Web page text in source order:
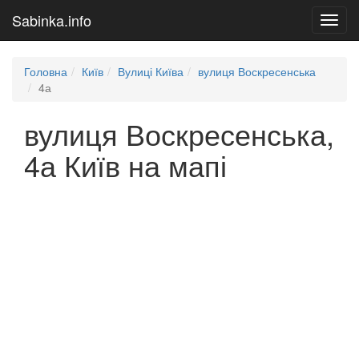
Sabinka.info
Головна Київ Вулиці Київа
вулиця Воскресенська
4а
вулиця Воскресенська,
4а Київ на мапі